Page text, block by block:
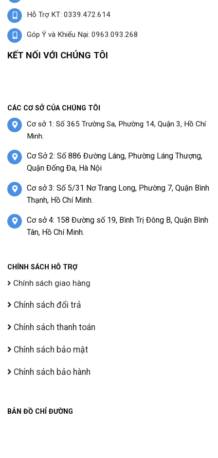
Hỗ Trợ KT: 0339.472.614
Góp Ý và Khiếu Nại: 0963.093.268
KẾT NỐI VỚI CHÚNG TÔI
CÁC CƠ SỞ CỦA CHÚNG TÔI
Cơ sở 1: Số 365 Trường Sa, Phường 14, Quận 3, Hồ Chí
Minh.
Cơ Sở 2: Số 886 Đường Láng, Phường Láng Thượng,
Quận Đống Đa, Hà Nội
Cơ sở 3: Số 5/31 Nơ Trang Long, Phường 7, Quận Bình
Thạnh, Hồ Chí Minh.
Cơ sở 4: 158 Đường số 19, Bình Trị Đông B, Quận Bình
Tân, Hồ Chí Minh.
CHÍNH SÁCH HỖ TRỢ
Chính sách giao hàng
Chính sách đổi trả
Chính sách thanh toán
Chính sách bảo mật
Chính sách bảo hành
BẢN ĐỒ CHỈ ĐƯỜNG